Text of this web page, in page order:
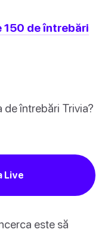
de întrebări
de întrebări Trivia?
Live
este să